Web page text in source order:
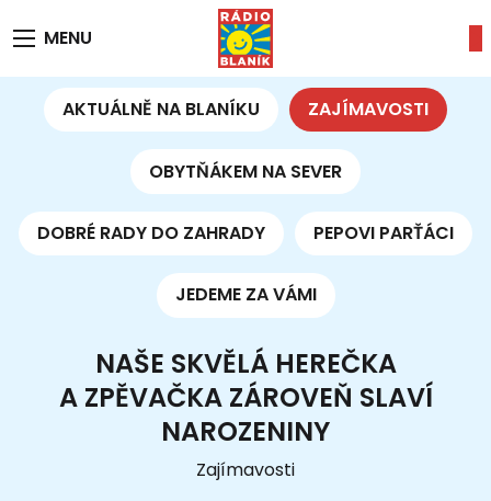
MENU
AKTUÁLNĚ NA BLANÍKU ZAJÍMAVOSTI
OBYTŇÁKEM NA SEVER
DOBRÉ RADY DO ZAHRADY PEPOVI PARŤÁCI
JEDEME ZA VÁMI
NAŠE SKVĚLÁ HEREČKA
A ZPĚVAČKA ZÁROVEŇ SLAVÍ
NAROZENINY
Zajímavosti